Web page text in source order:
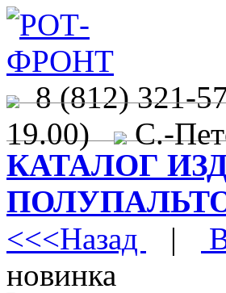
8 (812) 321-
19.00) С.-
КАТАЛОГ
<<<Назад
|
новинка